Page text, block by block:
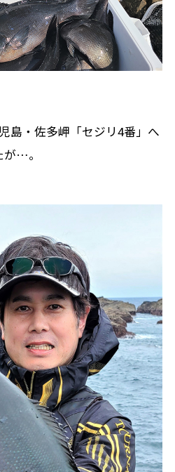
島・佐多岬「セジリ4番」へ
…。